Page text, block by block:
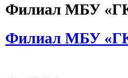
Филиал МБУ
Филиал МБУ